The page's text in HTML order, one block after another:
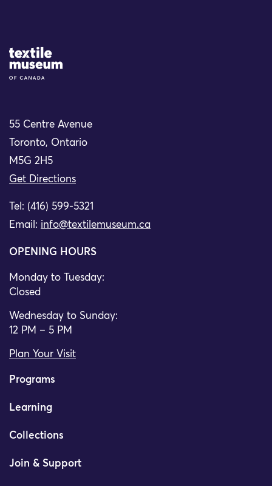
Site Logo
55 Centre Avenue
Toronto, Ontario
M5G 2H5
Get Directions
Tel: (416) 599-5321
Email: info@textilemuseum.ca
OPENING HOURS
Monday to Tuesday:
Closed
Wednesday to Sunday:
12 PM – 5 PM
Plan Your Visit
Programs
Learning
Collections
Join & Support